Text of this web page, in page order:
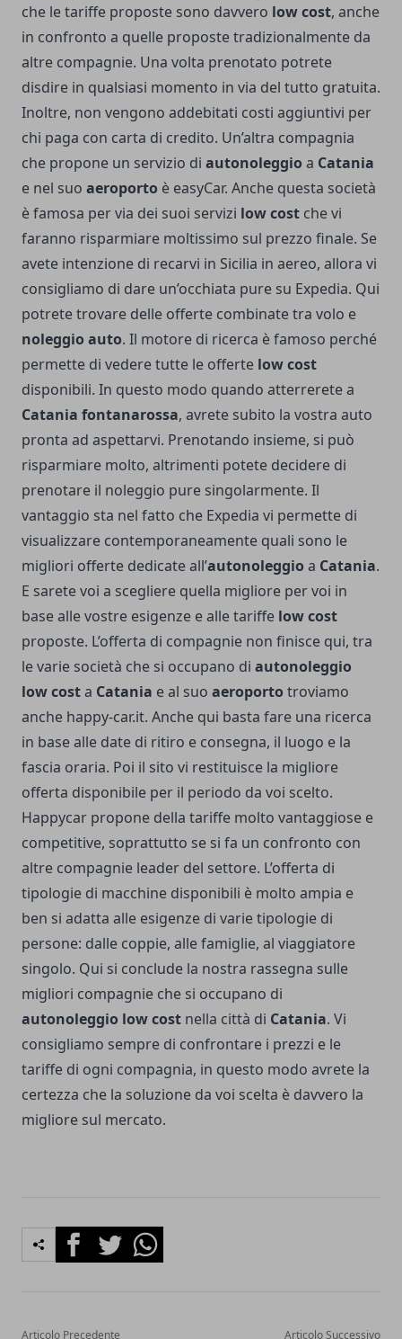
che le tariffe proposte sono davvero low cost, anche
in confronto a quelle proposte tradizionalmente da
altre compagnie. Una volta prenotato potrete
disdire in qualsiasi momento in via del tutto gratuita.
Inoltre, non vengono addebitati costi aggiuntivi per
chi paga con carta di credito. Un’altra compagnia
che propone un servizio di autonoleggio a Catania
e nel suo aeroporto è easyCar. Anche questa società
è famosa per via dei suoi servizi low cost che vi
faranno risparmiare moltissimo sul prezzo finale. Se
avete intenzione di recarvi in Sicilia in aereo, allora vi
consigliamo di dare un’occhiata pure su Expedia. Qui
potrete trovare delle offerte combinate tra volo e
noleggio auto. Il motore di ricerca è famoso perché
permette di vedere tutte le offerte low cost
disponibili. In questo modo quando atterrerete a
Catania fontanarossa, avrete subito la vostra auto
pronta ad aspettarvi. Prenotando insieme, si può
risparmiare molto, altrimenti potete decidere di
prenotare il noleggio pure singolarmente. Il
vantaggio sta nel fatto che Expedia vi permette di
visualizzare contemporaneamente quali sono le
migliori offerte dedicate all’autonoleggio a Catania.
E sarete voi a scegliere quella migliore per voi in
base alle vostre esigenze e alle tariffe low cost
proposte. L’offerta di compagnie non finisce qui, tra
le varie società che si occupano di autonoleggio
low costa Catania e al suo aeroporto troviamo
anche happy-car.it. Anche qui basta fare una ricerca
in base alle date di ritiro e consegna, il luogo e la
fascia oraria. Poi il sito vi restituisce la migliore
offerta disponibile per il periodo da voi scelto.
Happycar propone della tariffe molto vantaggiose e
competitive, soprattutto se si fa un confronto con
altre compagnie leader del settore. L’offerta di
tipologie di macchine disponibili è molto ampia e
ben si adatta alle esigenze di varie tipologie di
persone: dalle coppie, alle famiglie, al viaggiatore
singolo. Qui si conclude la nostra rassegna sulle
migliori compagnie che si occupano di
autonoleggio low cost nella città di Catania. Vi
consigliamo sempre di confrontare i prezzi e le
tariffe di ogni compagnia, in questo modo avrete la
certezza che la soluzione da voi scelta è davvero la
migliore sul mercato.
FacebookTwitterWhatsapp
Articolo Precedente Articolo Successivo